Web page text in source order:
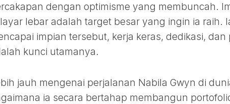
dengan optimisme yang membuncah.
lebar adalah target besar yang ingin ia raih.
impian tersebut, kerja keras, dedikasi,
kunci utamanya.
jauh mengenai perjalanan Nabila Gwyn di
ia secara bertahap membangun